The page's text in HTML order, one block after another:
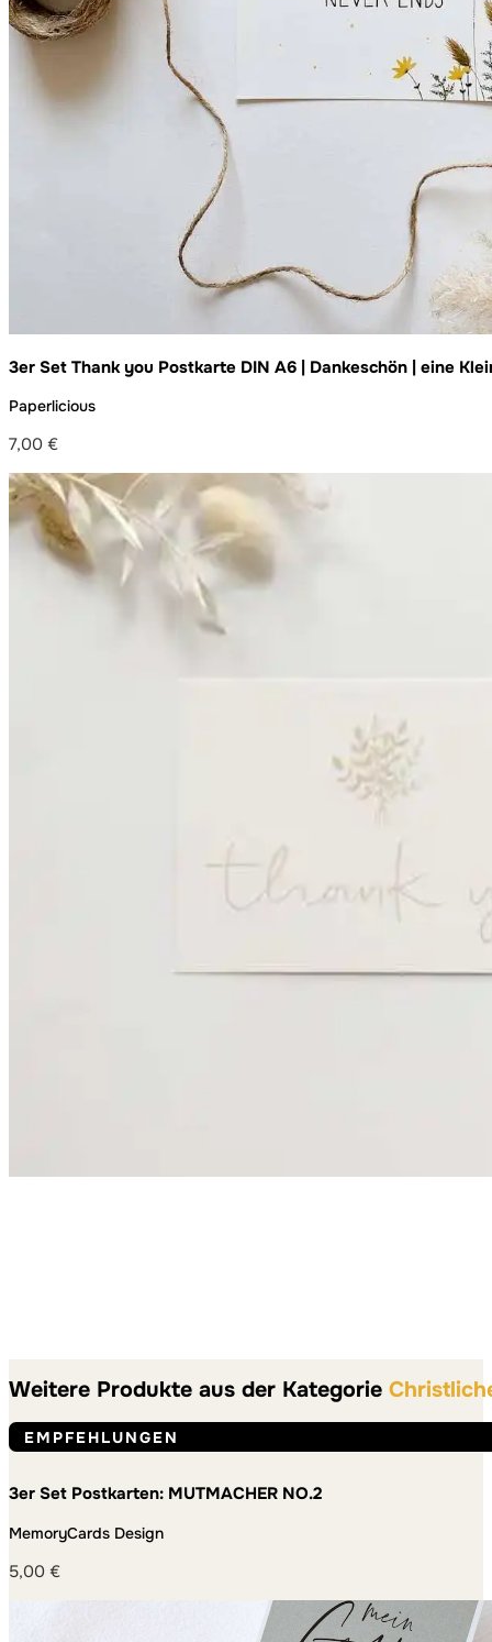
3er Set Thank you Postkarte DIN A6 | Dankeschön | eine
Paperlicious
7,00 €
Weitere Produkte aus der Kategorie
EMPFEHLUNGEN
3er Set Postkarten: MUTMACHER NO.2
MemoryCards Design
5,00 €